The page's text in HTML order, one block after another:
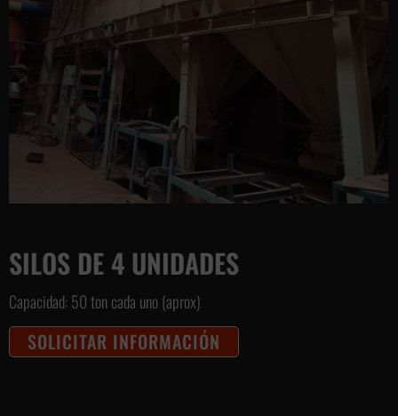
SILOS DE 4 UNIDADES
Capacidad: 50 ton cada uno (aprox)
SOLICITAR INFORMACIÓN